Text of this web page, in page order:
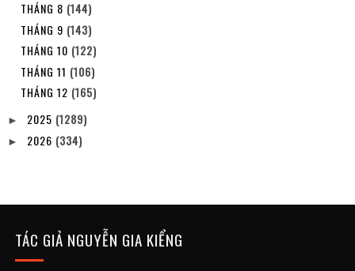
THÁNG 8 (144)
THÁNG 9 (143)
THÁNG 10 (122)
THÁNG 11 (106)
THÁNG 12 (165)
► 2025 (1289)
► 2026 (334)
TÁC GIẢ NGUYỄN GIA KIỂNG